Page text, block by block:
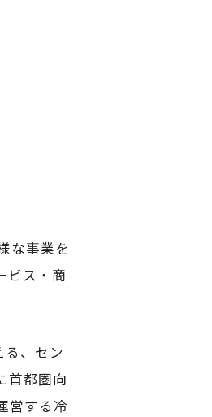
な事業を
ビス・商
、セン
首都圏向
営する冷